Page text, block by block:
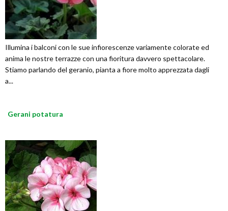
Illumina i balconi con le sue infiorescenze variamente colorate ed
anima le nostre terrazze con una fioritura davvero spettacolare.
Stiamo parlando del geranio, pianta a fiore molto apprezzata dagli
a...
Gerani potatura